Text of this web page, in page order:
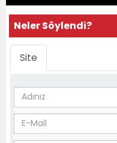
Neler Söylendi?
Site